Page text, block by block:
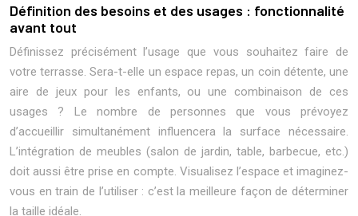
Définition des besoins et des usages : fonctionnalité
avant tout
Définissez précisément l’usage que vous souhaitez faire de
votre terrasse. Sera-t-elle un espace repas, un coin détente, une
aire de jeux pour les enfants, ou une combinaison de ces
usages ? Le nombre de personnes que vous prévoyez
d’accueillir simultanément influencera la surface nécessaire.
L’intégration de meubles (salon de jardin, table, barbecue, etc.)
doit aussi être prise en compte. Visualisez l’espace et imaginez-
vous en train de l’utiliser : c’est la meilleure façon de déterminer
la taille idéale.